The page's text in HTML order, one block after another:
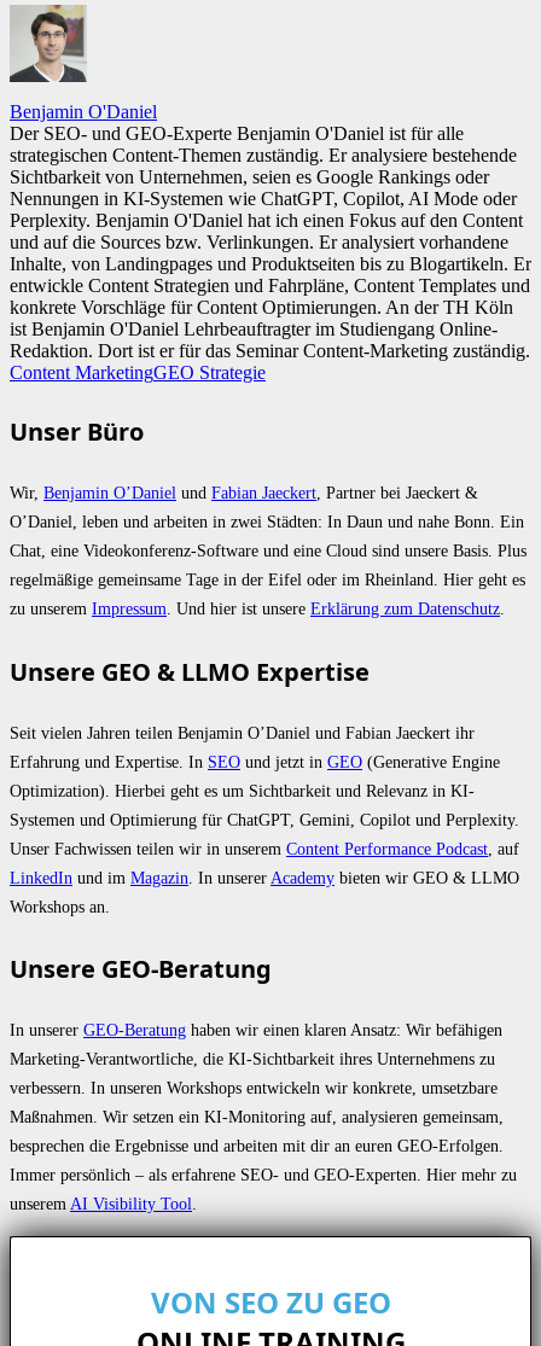
Benjamin O'Daniel
Der SEO- und GEO-Experte Benjamin O'Daniel ist für alle
strategischen Content-Themen zuständig. Er analysiere bestehende
Sichtbarkeit von Unternehmen, seien es Google Rankings oder
Nennungen in KI-Systemen wie ChatGPT, Copilot, AI Mode oder
Perplexity. Benjamin O'Daniel hat ich einen Fokus auf den Content
und auf die Sources bzw. Verlinkungen. Er analysiert vorhandene
Inhalte, von Landingpages und Produktseiten bis zu Blogartikeln. Er
entwickle Content Strategien und Fahrpläne, Content Templates und
konkrete Vorschläge für Content Optimierungen. An der TH Köln
ist Benjamin O'Daniel Lehrbeauftragter im Studiengang Online-
Redaktion. Dort ist er für das Seminar Content-Marketing zuständig.
Content MarketingGEO Strategie
Unser Büro
Wir, Benjamin O’Daniel und Fabian Jaeckert, Partner bei Jaeckert &
O’Daniel, leben und arbeiten in zwei Städten: In Daun und nahe Bonn. Ein
Chat, eine Videokonferenz-Software und eine Cloud sind unsere Basis. Plus
regelmäßige gemeinsame Tage in der Eifel oder im Rheinland. Hier geht es
zu unserem Impressum. Und hier ist unsere Erklärung zum Datenschutz.
Unsere GEO & LLMO Expertise
Seit vielen Jahren teilen Benjamin O’Daniel und Fabian Jaeckert ihr
Erfahrung und Expertise. In SEO und jetzt in GEO (Generative Engine
Optimization). Hierbei geht es um Sichtbarkeit und Relevanz in KI-
Systemen und Optimierung für ChatGPT, Gemini, Copilot und Perplexity.
Unser Fachwissen teilen wir in unserem Content Performance Podcast , auf
LinkedIn und im Magazin . In unserer Academy bieten wir GEO & LLMO
Workshops an.
Unsere GEO-Beratung
In unserer GEO-Beratung haben wir einen klaren Ansatz: Wir befähigen
Marketing-Verantwortliche, die KI-Sichtbarkeit ihres Unternehmens zu
verbessern. In unseren Workshops entwickeln wir konkrete, umsetzbare
Maßnahmen. Wir setzen ein KI-Monitoring auf, analysieren gemeinsam,
besprechen die Ergebnisse und arbeiten mit dir an euren GEO-Erfolgen.
Immer persönlich – als erfahrene SEO- und GEO-Experten. Hier mehr zu
unseremAI Visibility Tool.
VON SEO ZU GEO